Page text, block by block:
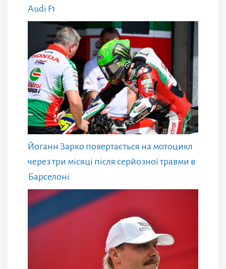
Audi F1
Йоганн Зарко повертається на мотоцикл
через три місяці після серйозної травми в
Барселоні